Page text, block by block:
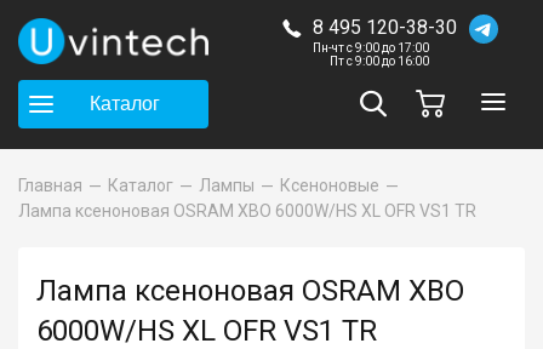
8 495 120-38-30
Пн-чт с 9:00 до 17:00
Пт с 9:00 до 16:00
Каталог
Главная Каталог Лампы
Ксеноновые
Лампа ксеноновая OSRAM XBO 6000W/HS XL OFR VS1 TR
Лампа ксеноновая OSRAM XBO
6000W/HS XL OFR VS1 TR